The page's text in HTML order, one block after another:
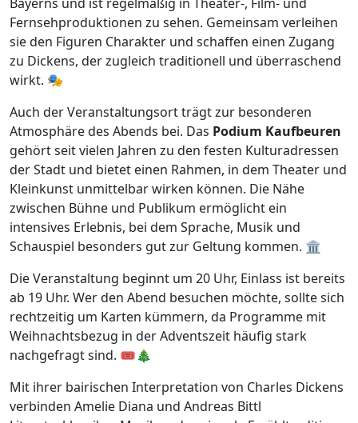
Bayerns und ist regelmäßig in Theater-, Film- und
Fernsehproduktionen zu sehen. Gemeinsam verleihen
sie den Figuren Charakter und schaffen einen Zugang
zu Dickens, der zugleich traditionell und überraschend
wirkt. 🎭
Auch der Veranstaltungsort trägt zur besonderen
Atmosphäre des Abends bei. Das Podium Kaufbeuren
gehört seit vielen Jahren zu den festen Kulturadressen
der Stadt und bietet einen Rahmen, in dem Theater und
Kleinkunst unmittelbar wirken können. Die Nähe
zwischen Bühne und Publikum ermöglicht ein
intensives Erlebnis, bei dem Sprache, Musik und
Schauspiel besonders gut zur Geltung kommen. 🏛️
Die Veranstaltung beginnt um 20 Uhr, Einlass ist bereits
ab 19 Uhr. Wer den Abend besuchen möchte, sollte sich
rechtzeitig um Karten kümmern, da Programme mit
Weihnachtsbezug in der Adventszeit häufig stark
nachgefragt sind. 🎟️🎄
Mit ihrer bairischen Interpretation von Charles Dickens
verbinden Amelie Diana und Andreas Bittl